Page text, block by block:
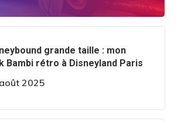
grande taille : mon
Bambi rétro à Disneyland Paris
2025